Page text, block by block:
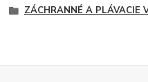
ZÁCHRANNÉ A PLÁVACIE